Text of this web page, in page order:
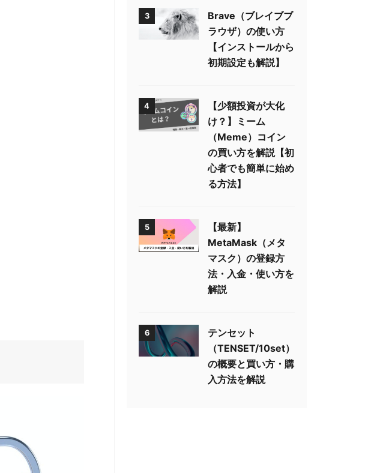
3
Brave（ブレイブブ
ラウザ）の使い方
【インストールから
初期設定も解説】
4
【少額投資が大化
け？】ミーム
（Meme）コイン
の買い方を解説【初
心者でも簡単に始め
る方法】
5
【最新】
MetaMask（メタ
マスク）の登録方
法・入金・使い方を
解説
6
テンセット
（TENSET/10set）
の概要と買い方・購
入方法を解説